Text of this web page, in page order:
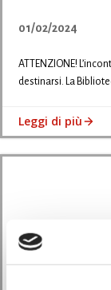
01/02/2024
ATTENZIONE!
destinarsi. La
Leggi di più